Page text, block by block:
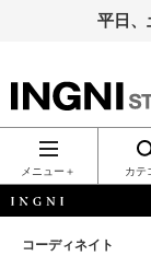
平日、
INGNI（
グ）公式
販｜
メニュー＋ カテ
コーディネイト